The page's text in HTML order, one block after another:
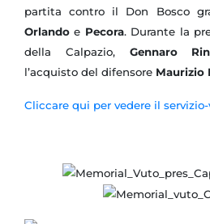
partita contro il Don Bosco
Orlando e Pecora. Durante la
della Calpazio, Gennaro
l’acquisto del difensore Maurizio
Cliccare qui per vedere il